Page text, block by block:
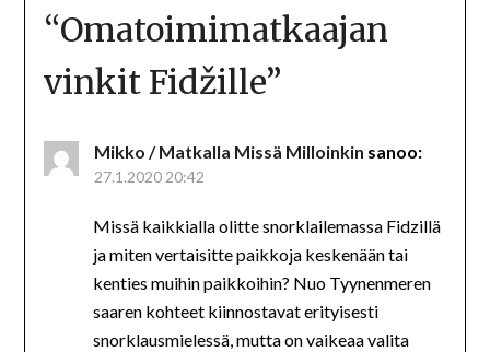
“Omatoimimatkaajan
vinkit Fidžille”
Mikko / Matkalla Missä Milloinkin sanoo:
27.1.2020 20:42
Missä kaikkialla olitte snorklailemassa Fidzillä
ja miten vertaisitte paikkoja keskenään tai
kenties muihin paikkoihin? Nuo Tyynenmeren
saaren kohteet kiinnostavat erityisesti
snorklausmielessä, mutta on vaikeaa valita